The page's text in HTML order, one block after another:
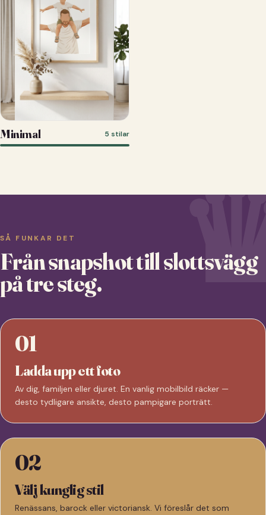
Minimal 5 stilar
SÅ FUNKAR DET
Från snapshot till slottsvägg
på tre steg.
01
Ladda upp ett foto
Av dig, familjen eller djuret. En vanlig mobilbild räcker —
desto tydligare ansikte, desto pampigare porträtt.
02
Välj kunglig stil
Renässans, barock eller victoriansk. Vi föreslår det som